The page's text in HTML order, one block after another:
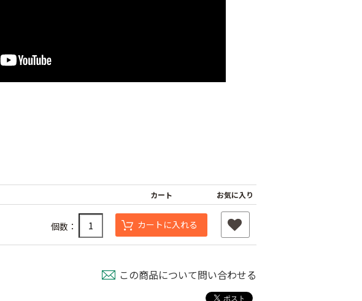
カート お気に入り
個数： カートに入れる
この商品について問い合わせる